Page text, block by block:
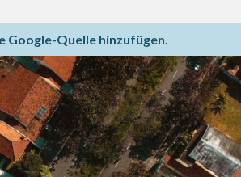
Quelle hinzufügen.